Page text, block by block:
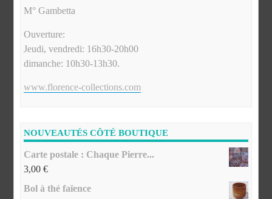
M° Gambetta
Ouverture:
Jeudi, vendredi: 16h30-20h00
dimanche: 10h30-13h30.
www.florence-collections.com
NOUVEAUTÉS CÔTÉ BOUTIQUE
Carte postale : Chaque Pierre...
3,00€
Bol à thé faïence